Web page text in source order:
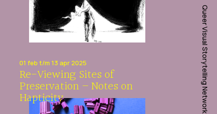
01 feb t/m 13 apr 2025
Re-Viewing Sites of
Preservation – Notes on
Hapticity Queer Visual Storytelling Network